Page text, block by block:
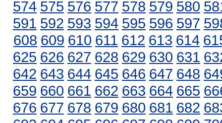
574 575 576 577 578 579 580
591 592 593 594 595 596 597
608 609 610 611 612 613 614
625 626 627 628 629 630 631
642 643 644 645 646 647 648
659 660 661 662 663 664 665
676 677 678 679 680 681 682